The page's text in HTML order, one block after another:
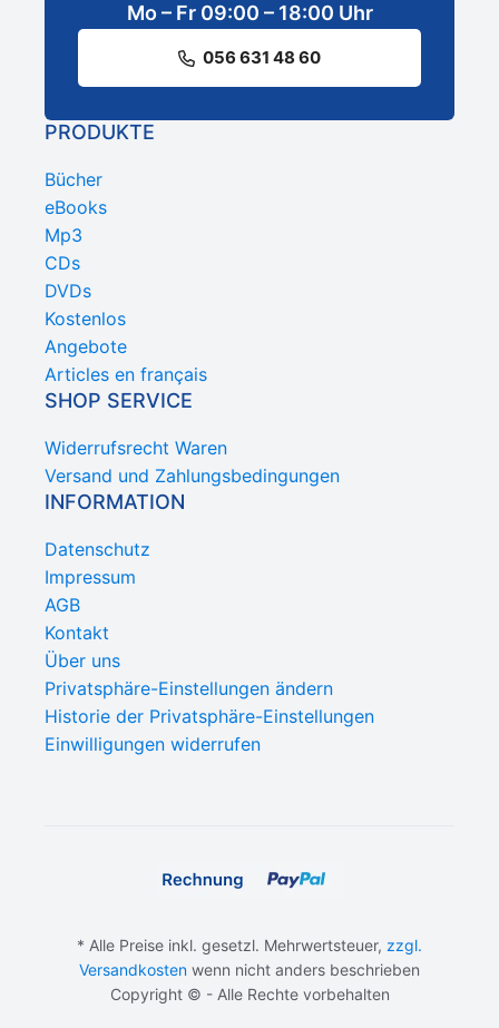
Mo – Fr 09:00 – 18:00 Uhr
056 631 48 60
PRODUKTE
Bücher
eBooks
Mp3
CDs
DVDs
Kostenlos
Angebote
Articles en français
SHOP SERVICE
Widerrufsrecht Waren
Versand und Zahlungsbedingungen
INFORMATION
Datenschutz
Impressum
AGB
Kontakt
Über uns
Privatsphäre-Einstellungen ändern
Historie der Privatsphäre-Einstellungen
Einwilligungen widerrufen
* Alle Preise inkl. gesetzl. Mehrwertsteuer, zzgl.
Versandkosten wenn nicht anders beschrieben
Copyright © - Alle Rechte vorbehalten